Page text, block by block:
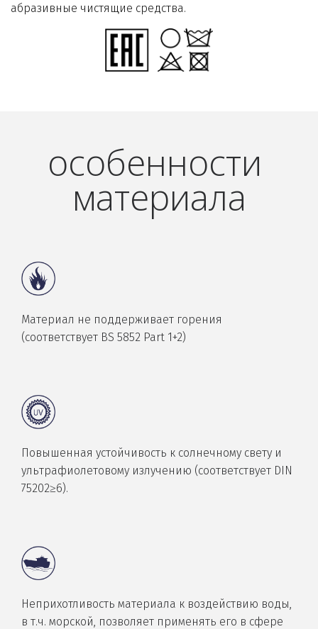
абразивные чистящие средства.
особенности
материала
Материал не поддерживает горения
(соответствует BS 5852 Part 1+2)
Повышенная устойчивость к солнечному свету и
ультрафиолетовому излучению (соответствует DIN
75202≥6).
Неприхотливость материала к воздействию воды,
в т.ч. морской, позволяет применять его в сфере